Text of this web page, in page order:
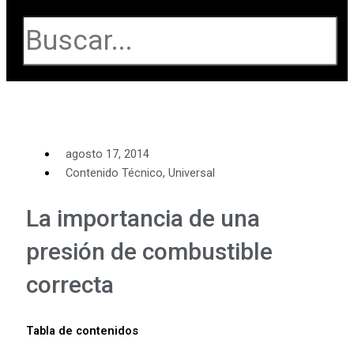
agosto 17, 2014
Contenido Técnico, Universal
La importancia de una
presión de combustible
correcta
Tabla de contenidos